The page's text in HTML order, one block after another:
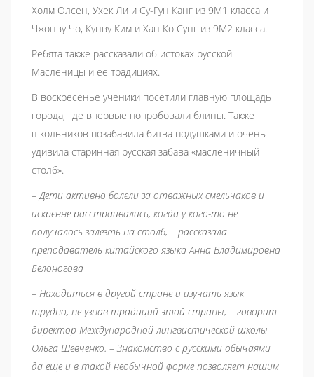
Холм Олсен, Ухек Ли и Су-Гун Канг из 9М1 класса и
Чжонву Чо, Кунву Ким и Хан Ко Сунг из 9М2 класса.
Ребята также рассказали об истоках русской
Масленицы и ее традициях.
В воскресенье ученики посетили главную площадь
города, где впервые попробовали блины. Также
школьников позабавила битва подушками и очень
удивила старинная русская забава «масленичный
столб».
– Дети активно болели за отважных смельчаков и
искренне расстраивались, когда у кого-то не
получалось залезть на столб, – рассказала
преподаватель китайского языка Анна Владимировна
Белоногова
– Находиться в другой стране и изучать язык
трудно, не узнав традиций этой страны, – говорит
директор Международной лингвистической школы
Ольга Шевченко. – Знакомство с русскими обычаями
да еще и в такой необычной форме позволяет нашим